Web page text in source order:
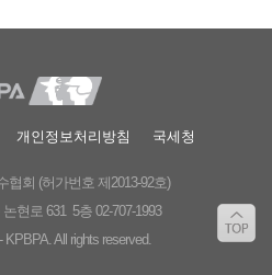
개인정보처리방침 국세청
협회 (허가번호 제2013-92호)
현로 631 5층 02-707-1993
All rights reserved.